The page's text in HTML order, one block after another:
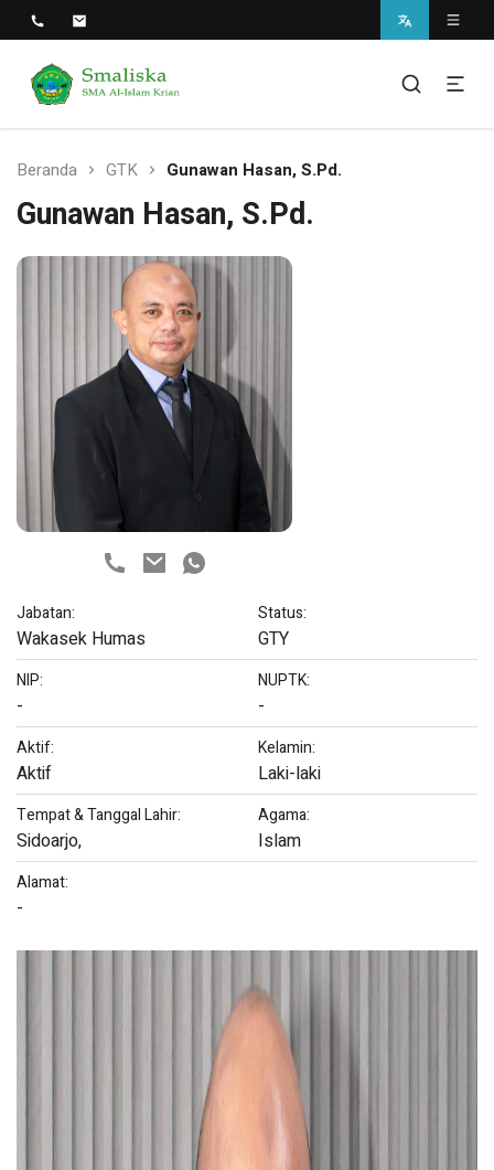
SMA Al-Islam Krian
Smaliska
Beranda GTK Gunawan Hasan, S.Pd.
Gunawan Hasan, S.Pd.
Jabatan:
Wakasek Humas
Status:
GTY
NIP:
-
NUPTK:
-
Aktif:
Aktif
Kelamin:
Laki-laki
Tempat & Tanggal Lahir:
Sidoarjo,
Agama:
Islam
Alamat:
-